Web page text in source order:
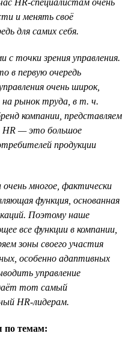
и менять своё
для самих себя.
точки зрения управления.
в первую очередь
очень широк,
на рынок труда, в т. ч.
компании, представляем
HR — это большое
продукции
многое, фактически
функция, основанная
Поэтому наше
все функции в компании,
зоны своего участия
особенно адаптивных
управление
тот самый
HR-лидерам.
по темам: